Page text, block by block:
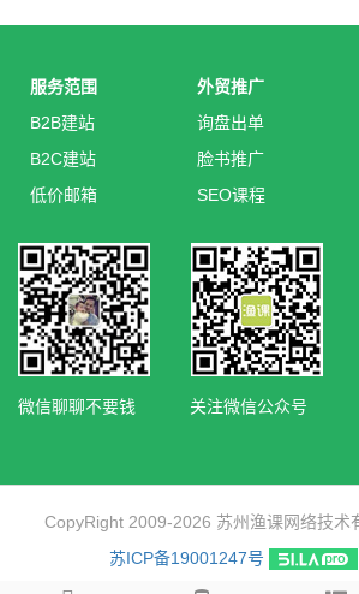
服务范围
B2B建站
B2C建站
低价邮箱
外贸推广
询盘出单
脸书推广
SEO课程
微信聊聊不要钱 关注微信公众号
CopyRight 2009-2026 苏州渔课网络技术
苏ICP备19001247号